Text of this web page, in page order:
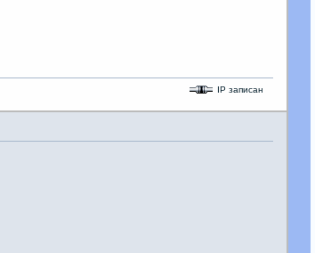
IP записан